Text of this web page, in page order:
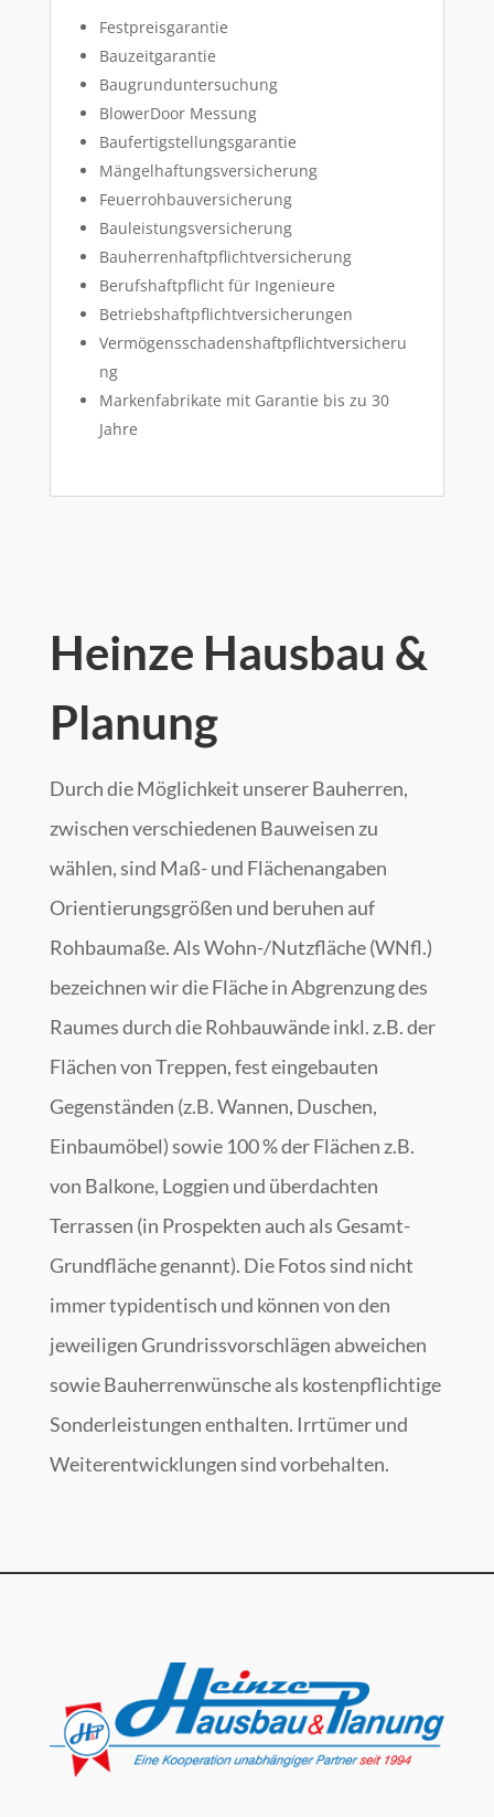
Festpreisgarantie
Bauzeitgarantie
Baugrunduntersuchung
BlowerDoor Messung
Baufertigstellungsgarantie
Mängelhaftungsversicherung
Feuerrohbauversicherung
Bauleistungsversicherung
Bauherrenhaftpflichtversicherung
Berufshaftpflicht für Ingenieure
Betriebshaftpflichtversicherungen
Vermögensschadenshaftpflichtversicheru
ng
Markenfabrikate mit Garantie bis zu 30
Jahre
Heinze Hausbau &
Planung
Durch die Möglichkeit unserer Bauherren,
zwischen verschiedenen Bauweisen zu
wählen, sind Maß- und Flächenangaben
Orientierungsgrößen und beruhen auf
Rohbaumaße. Als Wohn-/Nutzfläche (WNfl.)
bezeichnen wir die Fläche in Abgrenzung des
Raumes durch die Rohbauwände inkl. z.B. der
Flächen von Treppen, fest eingebauten
Gegenständen (z.B. Wannen, Duschen,
Einbaumöbel) sowie 100 % der Flächen z.B.
von Balkone, Loggien und überdachten
Terrassen (in Prospekten auch als Gesamt-
Grundfläche genannt). Die Fotos sind nicht
immer typidentisch und können von den
jeweiligen Grundrissvorschlägen abweichen
sowie Bauherrenwünsche als kostenpflichtige
Sonderleistungen enthalten. Irrtümer und
Weiterentwicklungen sind vorbehalten.